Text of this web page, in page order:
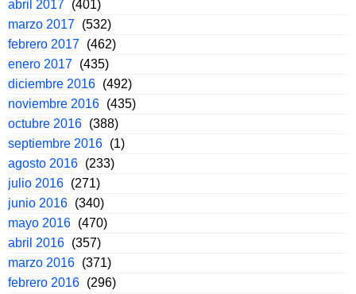
abril 2017 (401)
marzo 2017 (532)
febrero 2017 (462)
enero 2017 (435)
diciembre 2016 (492)
noviembre 2016 (435)
octubre 2016 (388)
septiembre 2016 (1)
agosto 2016 (233)
julio 2016 (271)
junio 2016 (340)
mayo 2016 (470)
abril 2016 (357)
marzo 2016 (371)
febrero 2016 (296)